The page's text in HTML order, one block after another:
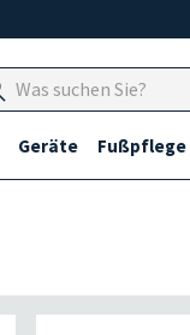
Geräte Fußpflege